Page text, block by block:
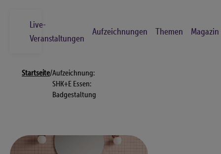
Live-
Veranstaltungen
Aufzeichnungen Themen Magazin
Startseite/Aufzeichnung:
SHK+E Essen:
Badgestaltung
Los
Themen